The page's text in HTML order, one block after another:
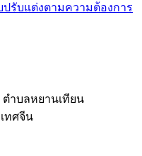
รับแต่งตามความต้องการ
ำบลหยานเทียน
เทศจีน